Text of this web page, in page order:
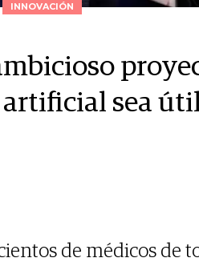
INNOVACIÓN
sea
de médicos de